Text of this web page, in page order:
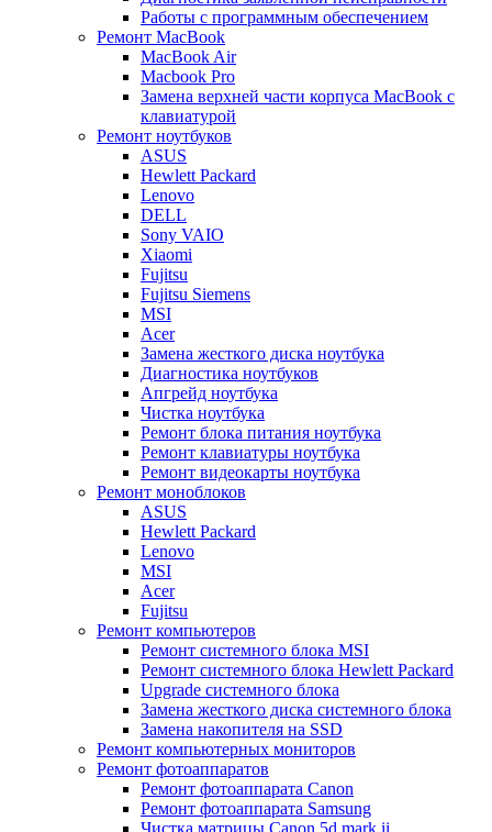
Работы с программным обеспечением
Ремонт MacBook
MacBook Air
Macbook Pro
Замена верхней части корпуса MacBook с
клавиатурой
Ремонт ноутбуков
ASUS
Hewlett Packard
Lenovo
DELL
Sony VAIO
Xiaomi
Fujitsu
Fujitsu Siemens
MSI
Acer
Замена жесткого диска ноутбука
Диагностика ноутбуков
Апгрейд ноутбука
Чистка ноутбука
Ремонт блока питания ноутбука
Ремонт клавиатуры ноутбука
Ремонт видеокарты ноутбука
Ремонт моноблоков
ASUS
Hewlett Packard
Lenovo
MSI
Acer
Fujitsu
Ремонт компьютеров
Ремонт системного блока MSI
Ремонт системного блока Hewlett Packard
Upgrade системного блока
Замена жесткого диска системного блока
Замена накопителя на SSD
Ремонт компьютерных мониторов
Ремонт фотоаппаратов
Ремонт фотоаппарата Canon
Ремонт фотоаппарата Samsung
Чистка матрицы Canon 5d mark ii